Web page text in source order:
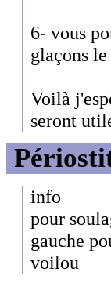
6- vous
glaçons
Voilà
seront
info
pour
gauche
voilou